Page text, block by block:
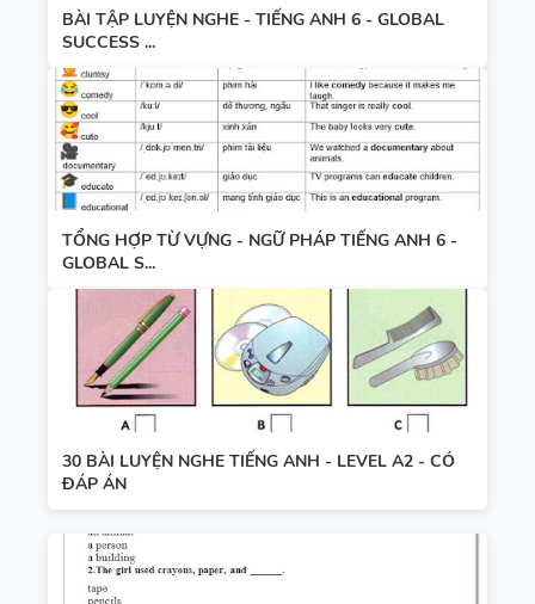
BÀI TẬP LUYỆN NGHE - TIẾNG ANH 6 - GLOBAL
SUCCESS ...
TỔNG HỢP TỪ VỰNG - NGỮ PHÁP TIẾNG ANH 6 -
GLOBAL S...
30 BÀI LUYỆN NGHE TIẾNG ANH - LEVEL A2 - CÓ
ĐÁP ÁN